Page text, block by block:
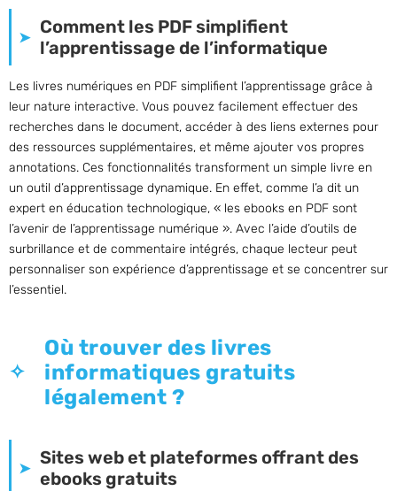
Comment les PDF simplifient
l’apprentissage de l’informatique
Les livres numériques en PDF simplifient l’apprentissage grâce à
leur nature interactive. Vous pouvez facilement effectuer des
recherches dans le document, accéder à des liens externes pour
des ressources supplémentaires, et même ajouter vos propres
annotations. Ces fonctionnalités transforment un simple livre en
un outil d’apprentissage dynamique. En effet, comme l’a dit un
expert en éducation technologique, « les ebooks en PDF sont
l’avenir de l’apprentissage numérique ». Avec l’aide d’outils de
surbrillance et de commentaire intégrés, chaque lecteur peut
personnaliser son expérience d’apprentissage et se concentrer sur
l’essentiel.
Où trouver des livres
informatiques gratuits
légalement ?
Sites web et plateformes offrant des
ebooks gratuits